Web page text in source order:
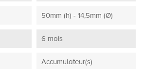
50mm (h) - 14,5mm (Ø)
6 mois
Accumulateur(s)